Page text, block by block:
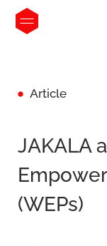
Article
JAKALA
(WEPs)